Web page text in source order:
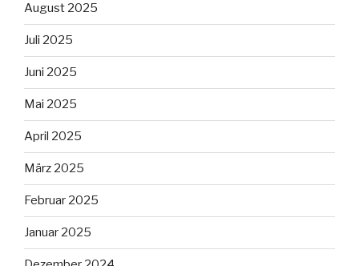
August 2025
Juli 2025
Juni 2025
Mai 2025
April 2025
März 2025
Februar 2025
Januar 2025